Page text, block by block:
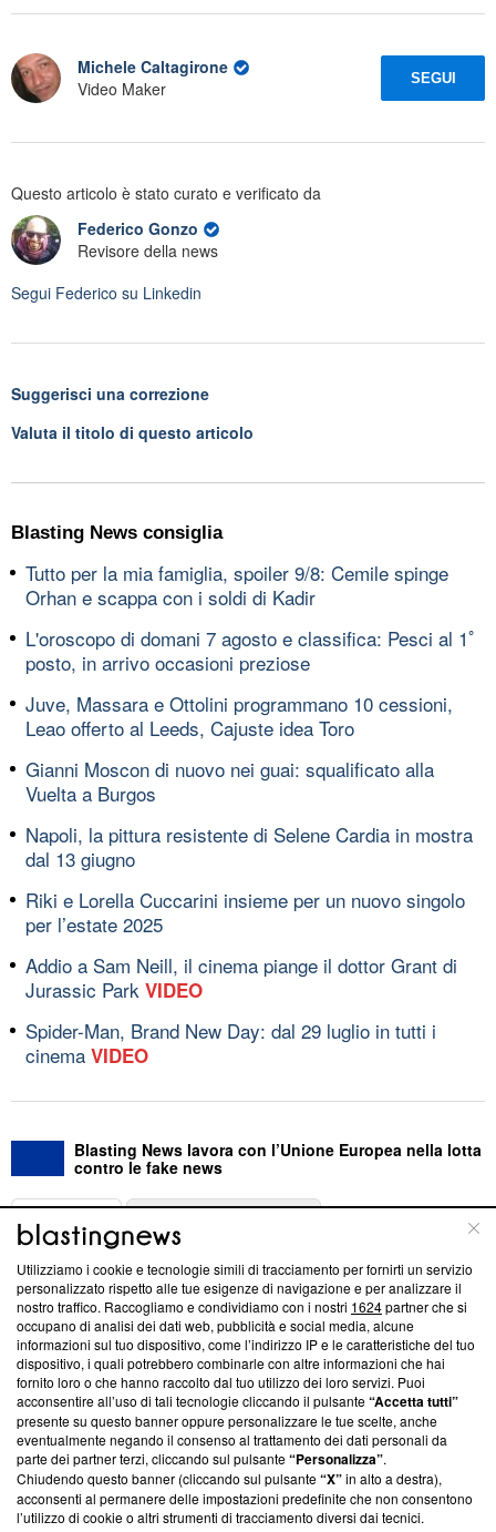
Michele Caltagirone
Video Maker
SEGUI
Questo articolo è stato curato e verificato da
Federico Gonzo
Revisore della news
Segui Federico su Linkedin
Suggerisci una correzione
Valuta il titolo di questo articolo
Blasting News consiglia
Tutto per la mia famiglia, spoiler 9/8: Cemile spinge
Orhan e scappa con i soldi di Kadir
L'oroscopo di domani 7 agosto e classifica: Pesci al 1ﾟ
posto, in arrivo occasioni preziose
Juve, Massara e Ottolini programmano 10 cessioni,
Leao offerto al Leeds, Cajuste idea Toro
Gianni Moscon di nuovo nei guai: squalificato alla
Vuelta a Burgos
Napoli, la pittura resistente di Selene Cardia in mostra
dal 13 giugno
Riki e Lorella Cuccarini insieme per un nuovo singolo
per l’estate 2025
Addio a Sam Neill, il cinema piange il dottor Grant di
Jurassic Park VIDEO
Spider-Man, Brand New Day: dal 29 luglio in tutti i
cinema VIDEO
Blasting News lavora con l’Unione Europea nella lotta
contro le fake news
ABOUT
Questa sezione offre informazioni trasparenti su Blasting
News, sui nostri processi editoriali e su come ci impegniamo a
creare news di qualità. Inoltre, afferma la nostra aderenza a
‘Trust Project - News with Integrity’Blasting News non è
ancora membro del programma, ma ha richiesto di farne
parte; Trust Project non ha ancora effettuato una verifica di
conformità agli standard.
Su di noi
Team editoriale
Utilizziamo i cookie e tecnologie simili di tracciamento per fornirti un servizio
personalizzato rispetto alle tue esigenze di navigazione e per analizzare il
nostro traffico. Raccogliamo e condividiamo con i nostri 1624partner che si
occupano di analisi dei dati web, pubblicità e social media, alcune
informazioni sul tuo dispositivo, come l’indirizzo IP e le caratteristiche del tuo
dispositivo, i quali potrebbero combinarle con altre informazioni che hai
fornito loro o che hanno raccolto dal tuo utilizzo dei loro servizi. Puoi
acconsentire all’uso di tali tecnologie cliccando il pulsante“Accetta tutti”
presente su questo banner oppure personalizzare le tue scelte, anche
eventualmente negando il consenso al trattamento dei dati personali da
parte dei partner terzi, cliccando sul pulsante“Personalizza”.
Chiudendo questo banner (cliccando sul pulsante“X”in alto a destra),
acconsenti al permanere delle impostazioni predefinite che non consentono
l’utilizzo di cookie o altri strumenti di tracciamento diversi dai tecnici.